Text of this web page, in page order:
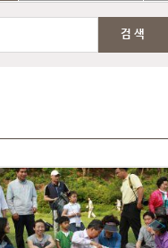
검색